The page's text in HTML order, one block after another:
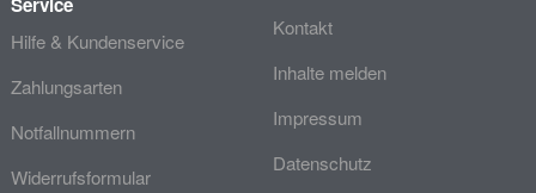
Hilfe & Kundenservice
Zahlungsarten
Notfallnummern
Widerrufsformular
Kontakt
Inhalte melden
Impressum
Datenschutz